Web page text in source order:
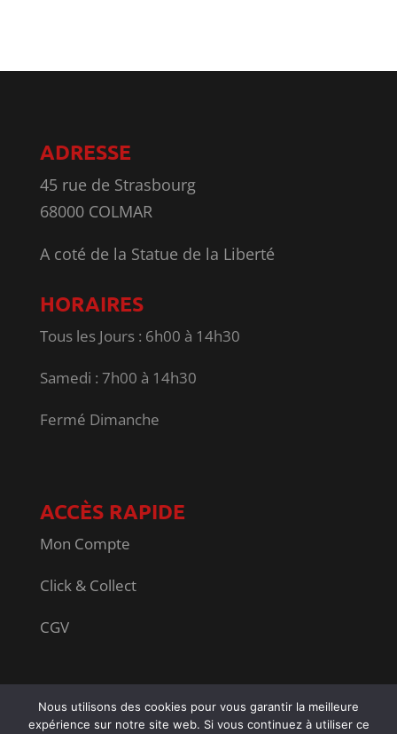
ADRESSE
45 rue de Strasbourg
68000 COLMAR
A coté de la Statue de la Liberté
HORAIRES
Tous les Jours : 6h00 à 14h30
Samedi : 7h00 à 14h30
Fermé Dimanche
ACCÈS RAPIDE
Mon Compte
Click & Collect
CGV
ConceptionDismeo| Tous droits réservés ‘Carré
Nous utilisons des cookies pour vous garantir la meilleure
expérience sur notre site web. Si vous continuez à utiliser ce